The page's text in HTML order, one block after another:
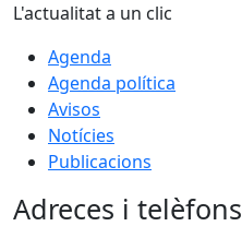
L'actualitat a un clic
Agenda
Agenda política
Avisos
Notícies
Publicacions
Adreces i telèfons